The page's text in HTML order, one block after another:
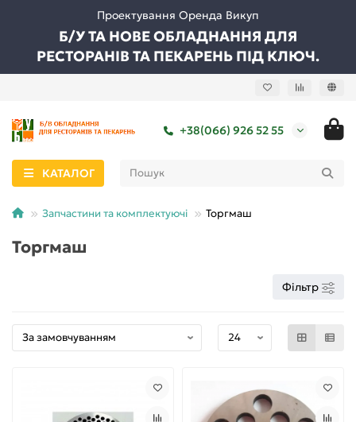
Проектування Оренда Викуп
Б/У ТА НОВЕ ОБЛАДНАННЯ ДЛЯ
РЕСТОРАНІВ ТА ПЕКАРЕНЬ ПІД КЛЮЧ.
+38(066) 926 52 55
КАТАЛОГ
Запчастини та комплектуючі Торгмаш
Торгмаш
Фільтр